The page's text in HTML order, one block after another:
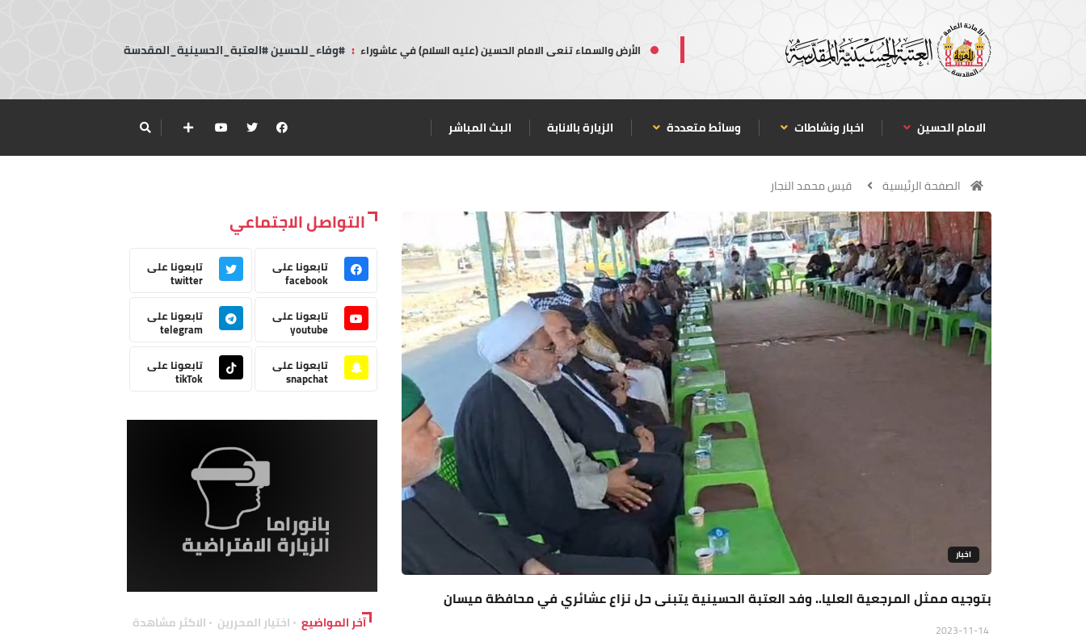
الأرض والسماء تنعى الامام الحسين (عليه السلام) في عاشوراء : #وفاء_للحسين #العتبة_الحسينية_المقدسة
الامام الحسين اخبار ونشاطات وسائط متعددة الزيارة بالانابة البث المباشر
الصفحة الرئيسية قيس محمد النجار
اخبار
بتوجيه ممثل المرجعية العليا.. وفد العتبة الحسينية يتبنى حل نزاع عشائري في محافظة ميسان
التواصل الاجتماعي
تابعونا على
facebook
تابعونا على
twitter
تابعونا على
youtube
تابعونا على
telegram
تابعونا على
snapchat
تابعونا على
tikTok
آخر المواضيع اختيار المحررين الاكثر مشاهدة